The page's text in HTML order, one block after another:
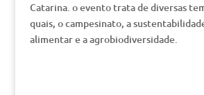
Catarina. o evento trata de diversas
quais, o campesinato, a
alimentar e a agrobiodiversidade.